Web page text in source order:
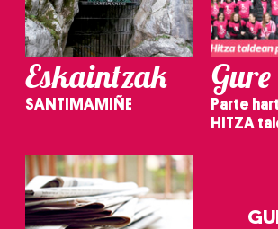
Eskaintzak
SANTIMAMIÑE
Parte
HITZA